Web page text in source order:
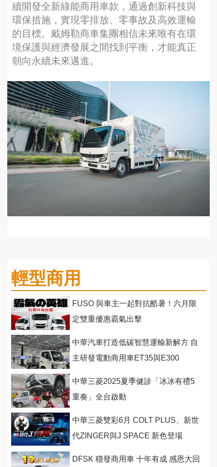
續開發全新綠能商用車款，通過創新科技與
環保措施，實現零排放、零事故及高效運輸
的目標。戴姆勒商車集團相信未來唯有在環
境保護與經濟發展之間找到平衡，才能真正
朝向永續未來邁進。
輕型商用
FUSO 與車主一起對抗酷暑！六月限
定雙重優惠霸氣出擊
中華汽車打造低碳智慧運輸新解方 自
主研發電動商用車ET35與E300
中華三菱2025夏季健診「冰冰有禮5
重奏」全台啟動
中華三菱雙彩6月 COLT PLUS、新世
代ZINGER與J SPACE 新色登場
DFSK 穩發商用車 十年有成 感恩大回